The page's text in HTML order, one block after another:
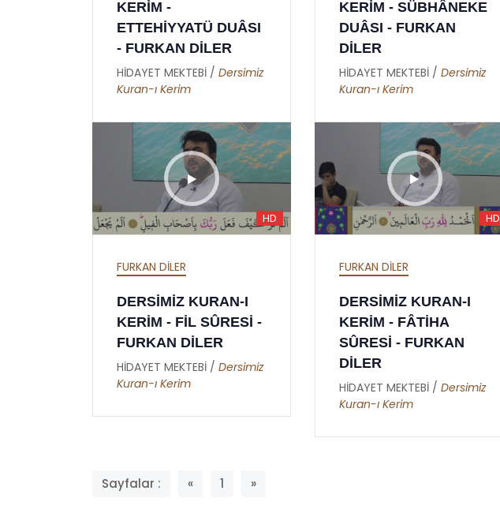
KERİM -
ETTEHİYYATÜ DUÂSI
- FURKAN DİLER
HİDAYET MEKTEBİ / Dersimiz
Kuran-ı Kerim
KERİM - SÜBHÂNEKE
DUÂSI - FURKAN
DİLER
HİDAYET MEKTEBİ /Dersimiz
Kuran-ı Kerim
HD
FURKAN DİLER
DERSİMİZ KURAN-I
KERİM - FİL SÛRESİ -
FURKAN DİLER
HİDAYET MEKTEBİ / Dersimiz
Kuran-ı Kerim
HD
FURKAN DİLER
DERSİMİZ KURAN-I
KERİM - FÂTİHA
SÛRESİ - FURKAN
DİLER
HİDAYET MEKTEBİ /Dersimiz
Kuran-ı Kerim
Sayfalar : « 1 »